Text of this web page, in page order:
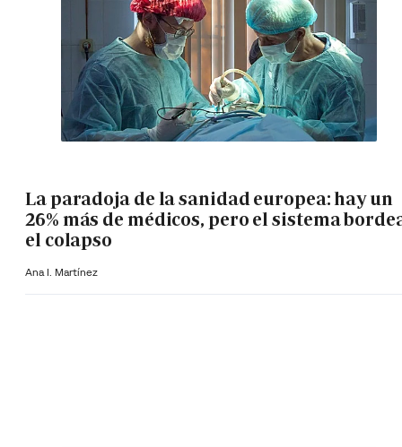
La paradoja de la sanidad europea: hay un
26% más de médicos, pero el sistema
el colapso
Ana I. Martínez